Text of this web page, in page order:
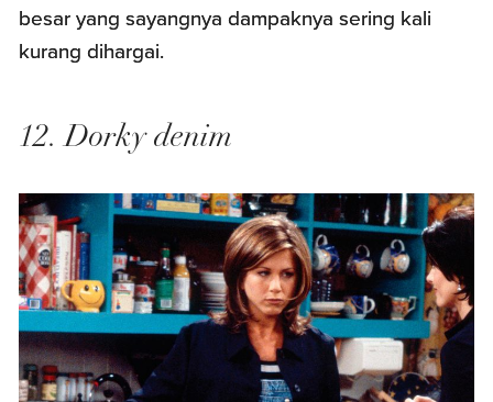
besar yang sayangnya dampaknya sering kali
kurang dihargai.
12. Dorky denim